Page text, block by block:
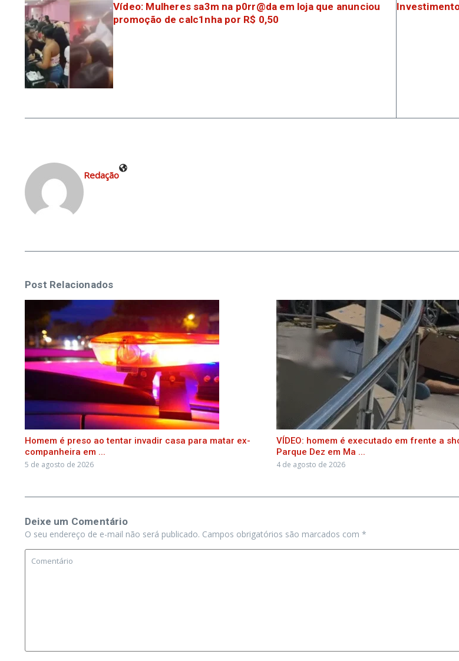
Vídeo: Mulheres sa3m na p0rr@da em loja que anunciou
promoção de calc1nha por R$ 0,50
Redação
Post Relacionados
Homem é preso ao tentar invadir casa para matar ex-
companheira em ...
5 de agosto de 2026
VÍDEO: homem é executado em frente a
Parque Dez em Ma ...
4 de agosto de 2026
Deixe um Comentário
O seu endereço de e-mail não será publicado. Campos obrigatórios são marcados com *